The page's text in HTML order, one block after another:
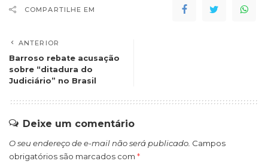
COMPARTILHE EM
ANTERIOR
Barroso rebate acusação
sobre “ditadura do
Judiciário” no Brasil
Deixe um comentário
O seu endereço de e-mail não será publicado. Campos
obrigatórios são marcados com *